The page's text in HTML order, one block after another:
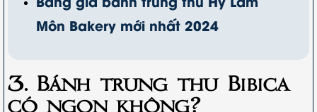
Môn Bakery mới nhất 2024
3. Bánh trung thu Bibica